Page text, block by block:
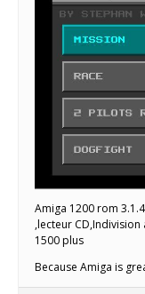
Amiga 1200 rom
,lecteur CD,Indivision
1500 plus
Because Amiga is